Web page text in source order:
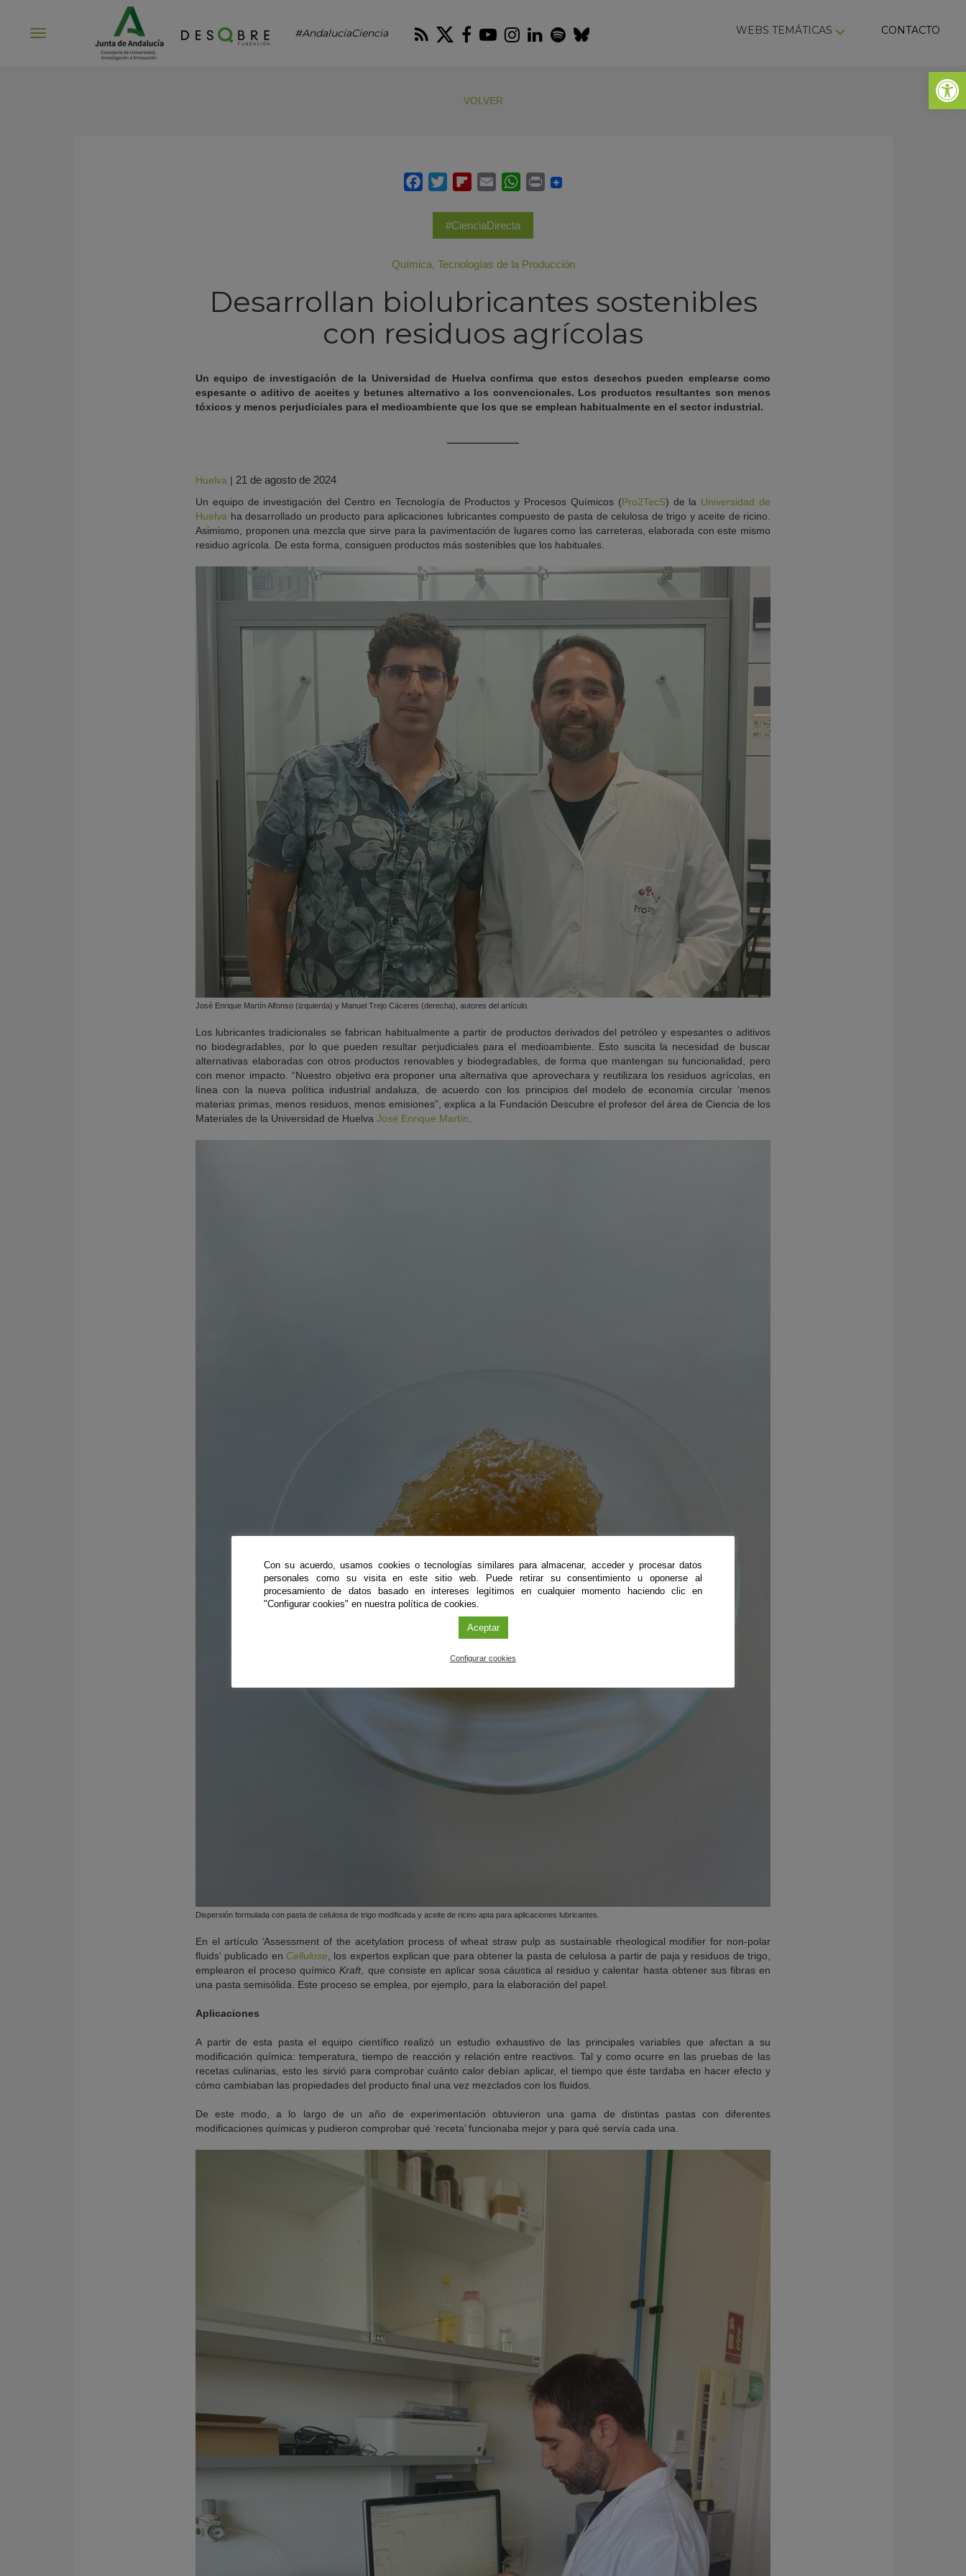
Abrir
#AndalucíaCiencia RSS Twitter
Facebook
Youtube
Instagram
LinkedIn
Spotify
Bluesky WEBS TEMÁTICAS CONTACTO
VOLVER
#CienciaDirecta
Química, Tecnologías de la Producción
Desarrollan biolubricantes sostenibles
con residuos agrícolas
Un equipo de investigación de la Universidad de Huelva confirma que estos desechos pueden emplearse como
espesante o aditivo de aceites y betunes alternativo a los convencionales. Los productos resultantes son menos
tóxicos y menos perjudiciales para el medioambiente que los que se emplean habitualmente en el sector industrial.
Huelva | 21 de agosto de 2024
Un equipo de investigación del Centro en Tecnología de Productos y Procesos Químicos (Pro2TecS) de la Universidad de
Huelva ha desarrollado un producto para aplicaciones lubricantes compuesto de pasta de celulosa de trigo y aceite de ricino.
Asimismo, proponen una mezcla que sirve para la pavimentación de lugares como las carreteras, elaborada con este mismo
residuo agrícola. De esta forma, consiguen productos más sostenibles que los habituales.
José Enrique Martín Alfonso (izquierda) y Manuel Trejo Cáceres (derecha), autores del artículo.
Los lubricantes tradicionales se fabrican habitualmente a partir de productos derivados del petróleo y espesantes o aditivos
no biodegradables, por lo que pueden resultar perjudiciales para el medioambiente. Esto suscita la necesidad de buscar
alternativas elaboradas con otros productos renovables y biodegradables, de forma que mantengan su funcionalidad, pero
con menor impacto. “Nuestro objetivo era proponer una alternativa que aprovechara y reutilizara los residuos agrícolas, en
línea con la nueva política industrial andaluza, de acuerdo con los principios del modelo de economía circular ‘menos
materias primas, menos residuos, menos emisiones”, explica a la Fundación Descubre el profesor del área de Ciencia de los
Materiales de la Universidad de Huelva José Enrique Martín
Dispersión formulada con pasta de celulosa de trigo modificada y aceite de ricino apta para aplicaciones lubricantes.
En el artículo ‘Assessment of the acetylation process of wheat straw pulp as sustainable rheological modifier for non-polar
fluids‘ publicado en Cellulose , los expertos explican que para obtener la pasta de celulosa a partir de paja y residuos de trigo,
emplearon el proceso químicoKraft, que consiste en aplicar sosa cáustica al residuo y calentar hasta obtener sus fibras en
una pasta semisólida. Este proceso se emplea, por ejemplo, para la elaboración del papel.
Aplicaciones
A partir de esta pasta el equipo científico realizó un estudio exhaustivo de las principales variables que afectan a su
modificación química: temperatura, tiempo de reacción y relación entre reactivos. Tal y como ocurre en las pruebas de las
recetas culinarias, esto les sirvió para comprobar cuánto calor debían aplicar, el tiempo que éste tardaba en hacer efecto y
cómo cambiaban las propiedades del producto final una vez mezclados con los fluidos.
De este modo, a lo largo de un año de experimentación obtuvieron una gama de distintas pastas con diferentes
modificaciones químicas y pudieron comprobar qué ‘receta’ funcionaba mejor y para qué servía cada una.
Con su acuerdo, usamos cookies o tecnologías similares para almacenar, acceder y procesar datos
personales como su visita en este sitio web. Puede retirar su consentimiento u oponerse al
procesamiento de datos basado en intereses legítimos en cualquier momento haciendo clic en
"Configurar cookies" en nuestra política de cookies.
Aceptar
Configurar cookies